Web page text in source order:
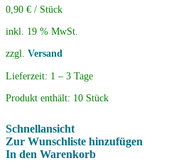
0,90 € / Stück
inkl. 19 % MwSt.
zzgl. Versand
Lieferzeit: 1 – 3 Tage
Produkt enthält: 10 Stück
Schnellansicht
Zur Wunschliste hinzufügen
In den Warenkorb